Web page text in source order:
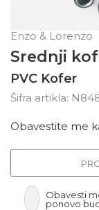
Enzo & Lorenzo
Srednji
PVC Kofer
Šifra artikla:
Obavestite me
Obavesti
ponovo